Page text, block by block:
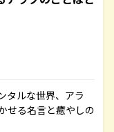
タルな世界、アラ
せる名言と癒やしの